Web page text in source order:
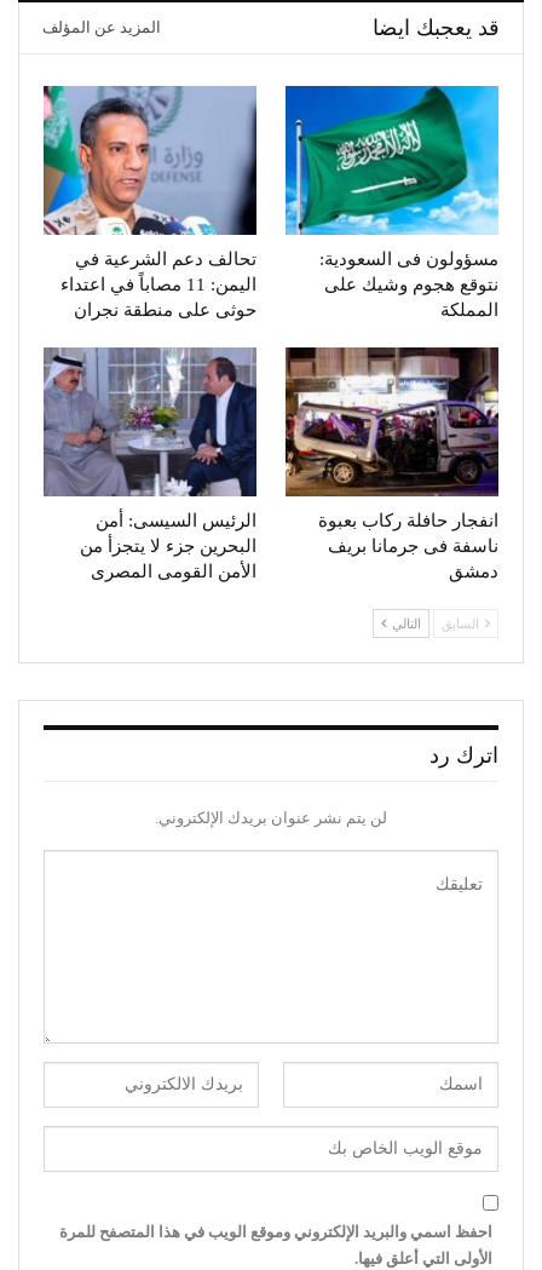
قد يعجبك ايضا المزيد عن المؤلف
مسؤولون فى السعودية:
نتوقع هجوم وشيك على
المملكة
تحالف دعم الشرعية في
اليمن: 11 مصاباً في اعتداء
حوثى على منطقة نجران
انفجار حافلة ركاب بعبوة
ناسفة فى جرمانا بريف
دمشق
الرئيس السيسى: أمن
البحرين جزء لا يتجزأ من
الأمن القومى المصرى
السابق التالي
اترك رد
لن يتم نشر عنوان بريدك الإلكتروني.
احفظ اسمي والبريد الإلكتروني وموقع الويب في هذا المتصفح للمرة
الأولى التي أعلق فيها.